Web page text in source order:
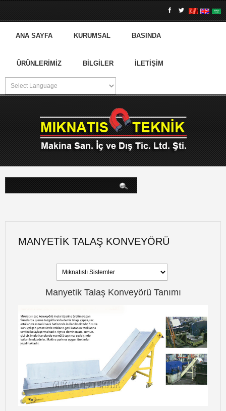
ANA SAYFA KURUMSAL BASINDA
ÜRÜNLERIMIZ BILGILER İLETIŞIM
arama...
MANYETIK TALAŞ KONVEYÖRÜ
Manyetik Talaş Konveyörü Tanımı